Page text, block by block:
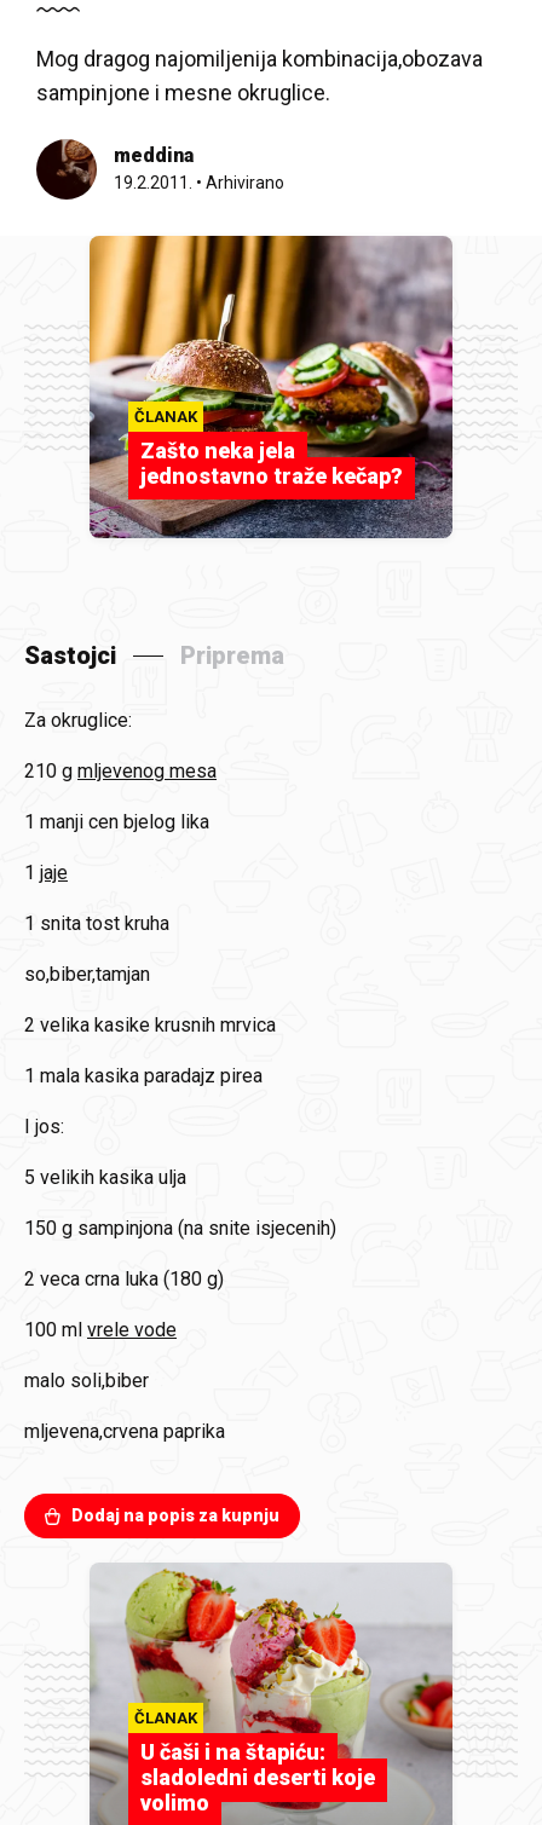
Mog dragog najomiljenija kombinacija,obozava
sampinjone i mesne okruglice.
meddina
19.2.2011. • Arhivirano
ČLANAK
Zašto neka jela
jednostavno traže kečap?
Sastojci Priprema
Za okruglice:
210 g mljevenog mesa
1 manji cen bjelog lika
1 jaje
1 snita tost kruha
so,biber,tamjan
2 velika kasike krusnih mrvica
1 mala kasika paradajz pirea
I jos:
5 velikih kasika ulja
150 g sampinjona (na snite isjecenih)
2 veca crna luka (180 g)
100 ml vrele vode
malo soli,biber
mljevena,crvena paprika
Dodaj na popis za kupnju
ČLANAK
U čaši i na štapiću:
sladoledni deserti koje
volimo